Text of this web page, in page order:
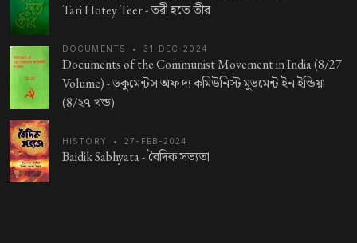
Tari Hotey Teer -তরী হতে তীর
DOCUMENTS • 31-DEC-2024
Documents of the Communist Movement in India (8/27
Volume) -ডকুমেন্টস অফ দ্য কমিউনিস্ট মুভমেন্ট ইন ইন্ডিয়া
(8/২৭ খন্ড)
HISTORY • 27-FEB-2024
Baidik Sabhyata -বৈদিক সভ্যতা